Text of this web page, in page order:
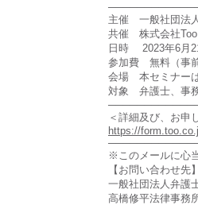
主催 一般社団法
共催 株式会社Too
日時 2023年6月
参加費 無料（事前
会場 本セミナー
対象 弁護士、事
＜詳細及び、お申
https://
※このメールに心
【お問い合わせ先】
一般社団法人弁護
高橋修平法律事